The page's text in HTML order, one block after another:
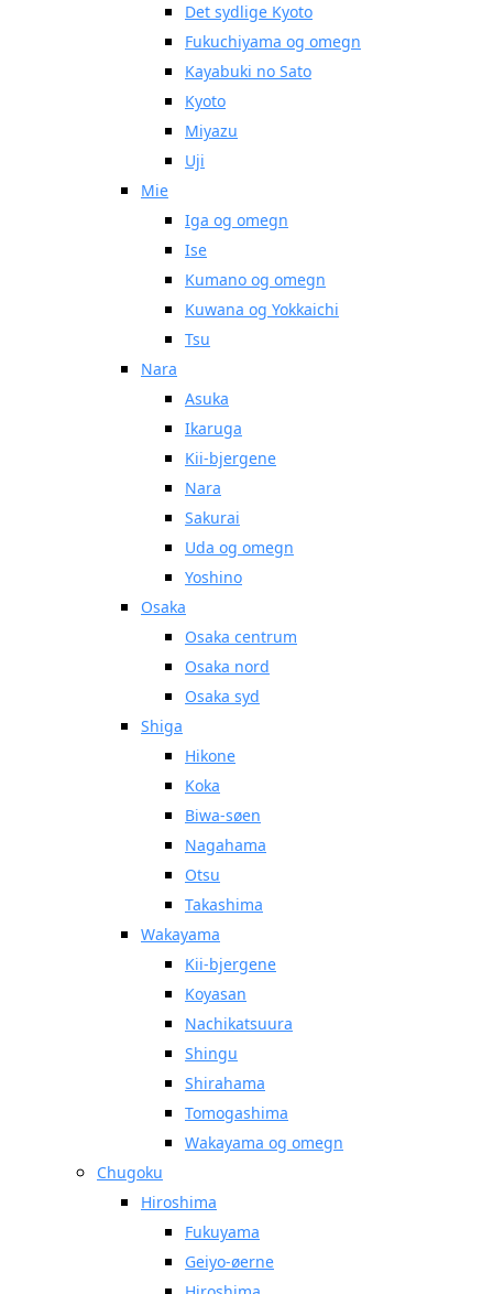
Det sydlige Kyoto
Fukuchiyama og omegn
Kayabuki no Sato
Kyoto
Miyazu
Uji
Mie
Iga og omegn
Ise
Kumano og omegn
Kuwana og Yokkaichi
Tsu
Nara
Asuka
Ikaruga
Kii-bjergene
Nara
Sakurai
Uda og omegn
Yoshino
Osaka
Osaka centrum
Osaka nord
Osaka syd
Shiga
Hikone
Koka
Biwa-søen
Nagahama
Otsu
Takashima
Wakayama
Kii-bjergene
Koyasan
Nachikatsuura
Shingu
Shirahama
Tomogashima
Wakayama og omegn
Chugoku
Hiroshima
Fukuyama
Geiyo-øerne